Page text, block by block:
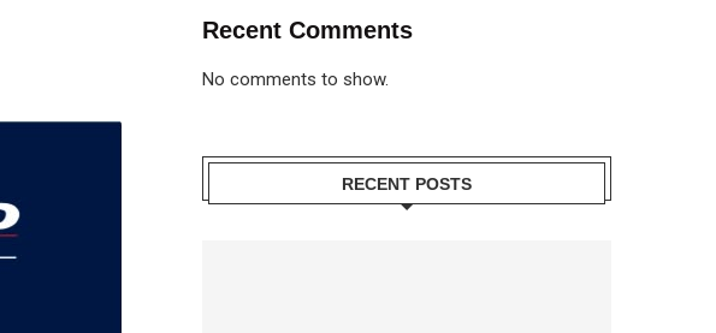
Recent Comments
No comments to show.
RECENT POSTS